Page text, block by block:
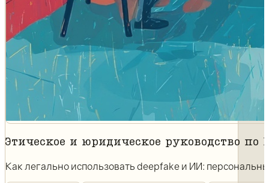
Этическое и юридическое руководство
Как легально использовать deepfake и ИИ: